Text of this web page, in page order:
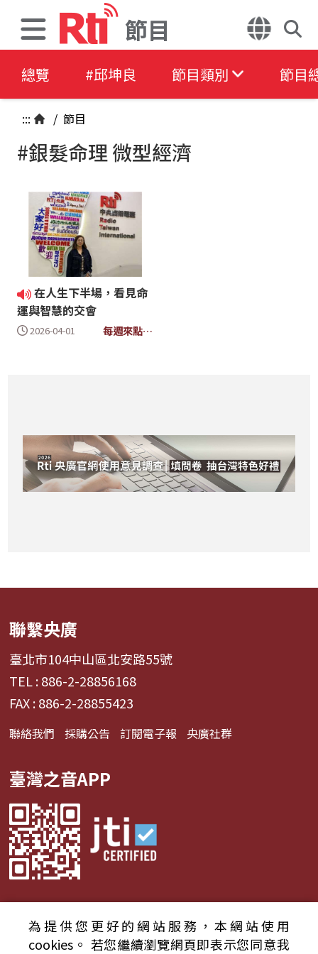
節目
總覽 #邱坤良 節目類別 節目
::: / 節目
#銀髮命理 微型經濟
在人生下半場，看見命
運與智慧的交會
2026-04-01
每週來點
聯繫央廣
臺北市104中山區北安路55號
TEL : 886-2-28856168
FAX : 886-2-28855423
聯絡我們 採購公告 訂閱電子報 央廣社群
臺灣之音APP
© 2024財團法人中央廣播電臺 版權所有
為提供您更好的網站服務，本網站使用
cookies。 若您繼續瀏覽網頁即表示您同意我